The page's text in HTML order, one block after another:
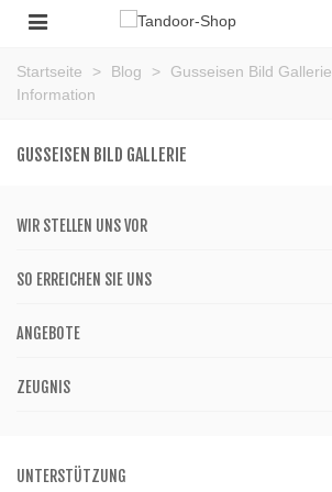
Startseite > Blog > Gusseisen Bild Gallerie
Information
GUSSEISEN BILD GALLERIE
WIR STELLEN UNS VOR
SO ERREICHEN SIE UNS
ANGEBOTE
ZEUGNIS
UNTERSTÜTZUNG